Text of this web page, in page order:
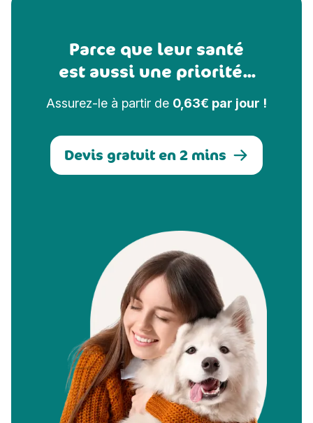
Parce que leur santé
est aussi une priorité...
Assurez-le à partir de 0,63€ par jour !
Devis gratuit en 2 mins